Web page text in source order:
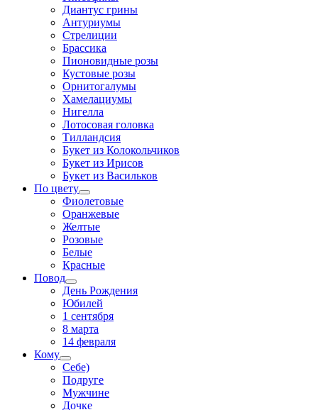
Диантус грины
Антуриумы
Стрелиции
Брассика
Пионовидные розы
Кустовые розы
Орнитогалумы
Хамелациумы
Нигелла
Лотосовая головка
Тилландсия
Букет из Колокольчиков
Букет из Ирисов
Букет из Васильков
По цвету
Фиолетовые
Оранжевые
Желтые
Розовые
Белые
Красные
Повод
День Рождения
Юбилей
1 сентября
8 марта
14 февраля
Кому
Себе)
Подруге
Мужчине
Дочке